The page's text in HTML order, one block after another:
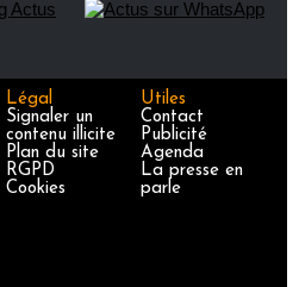
Légal
Signaler un
contenu illicite
Plan du site
RGPD
Cookies
Utiles
Contact
Publicité
Agenda
La presse en
parle